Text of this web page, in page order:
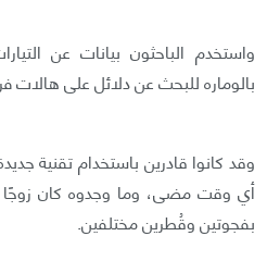
واستخدم الباحثون بيانات عن
بالوماره للبحث عن دلائل على هالات
وقد كانوا قادرين باستخدام تقنية
أي وقت مضى، وما وجدوه كان زوجًا
بفجوتين وقُطرين مختلفين.